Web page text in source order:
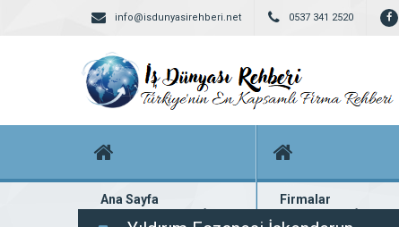
info@isdunyasirehberi.net 0537 341 2520
Ana Sayfa
Firma rehberi ana sayfanız
Firmalar
Yüzlerce kayıtlı firma